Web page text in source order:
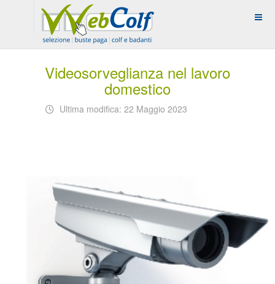
Videosorveglianza nel lavoro
domestico
Ultima modifica: 22 Maggio 2023